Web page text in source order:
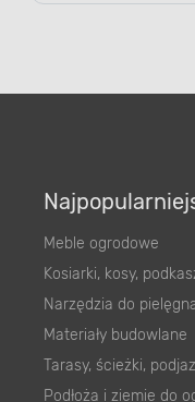
Meble ogrodowe
Kosiarki, kosy,
Narzędzia do
Materiały budowlane
Tarasy, ścieżki,
Podłoża i ziemie do